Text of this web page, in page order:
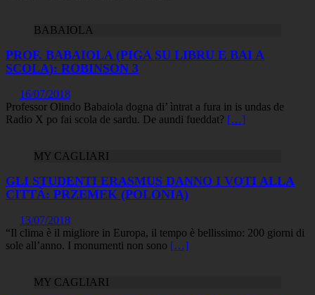
BABAIOLA
PROF. BABAIOLA (PIGA SU LIBRU E BAI A
SCOLA): ROBINSON 3
16/07/2018
Professor Olindo Babaiola dogna di’ ìntrat a fura in is undas de
Radio X po fai scola de sardu. De aundi fueddat? […]
MY CAGLIARI
GLI STUDENTI ERASMUS DANNO I VOTI ALLA
CITTÀ: PRZEMEK (POLONIA)
13/07/2018
“Il clima è il migliore in Europa, il tempo è bellissimo: 200 giorni di
sole all’anno. I monumenti non sono […]
MY CAGLIARI